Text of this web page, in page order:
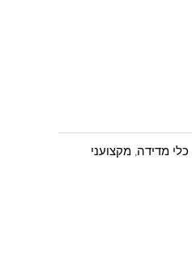
כלי מדידה, מקצועני